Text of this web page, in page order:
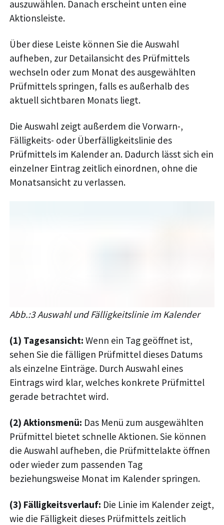
auszuwählen. Danach erscheint unten eine
Aktionsleiste.
Über diese Leiste können Sie die Auswahl
aufheben, zur Detailansicht des Prüfmittels
wechseln oder zum Monat des ausgewählten
Prüfmittels springen, falls es außerhalb des
aktuell sichtbaren Monats liegt.
Die Auswahl zeigt außerdem die Vorwarn-,
Fälligkeits- oder Überfälligkeitslinie des
Prüfmittels im Kalender an. Dadurch lässt sich ein
einzelner Eintrag zeitlich einordnen, ohne die
Monatsansicht zu verlassen.
Abb.:3 Auswahl und Fälligkeitslinie im Kalender
(1) Tagesansicht: Wenn ein Tag geöffnet ist,
sehen Sie die fälligen Prüfmittel dieses Datums
als einzelne Einträge. Durch Auswahl eines
Eintrags wird klar, welches konkrete Prüfmittel
gerade betrachtet wird.
(2) Aktionsmenü: Das Menü zum ausgewählten
Prüfmittel bietet schnelle Aktionen. Sie können
die Auswahl aufheben, die Prüfmittelakte öffnen
oder wieder zum passenden Tag
beziehungsweise Monat im Kalender springen.
(3) Fälligkeitsverlauf: Die Linie im Kalender zeigt,
wie die Fälligkeit dieses Prüfmittels zeitlich